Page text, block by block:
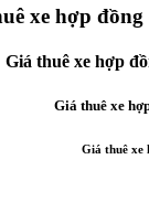
xe hợp
Giá thuê xe hợp
Giá thuê xe
Giá thuê xe